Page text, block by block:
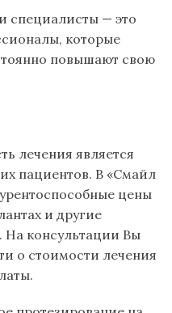
специалисты — это
которые
повышают свою
лечения является
пациентов. В «Смайл
цены
и другие
На консультации Вы
о стоимости лечения